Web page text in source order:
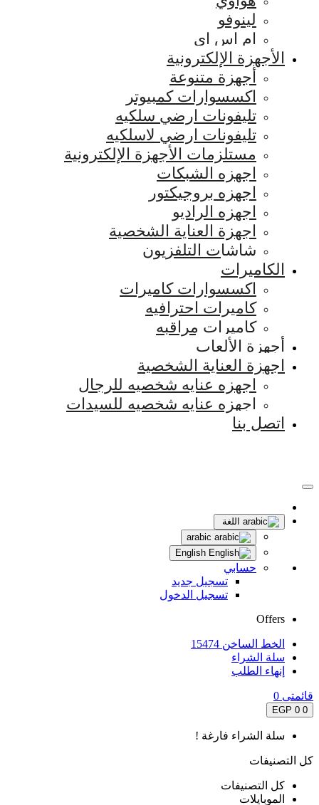
لينوفو
ام اس اي
الأجهزة الإلكترونية
أجهزة متنوعة
اكسسوارات كمبيوتر
تليفونات ارضي سلكيه
تليفونات ارضي لاسلكيه
مستلزمات الأجهزة الإلكترونية
اجهزه الشبكات
اجهزه بروجيكتور
اجهزه الراديو
اجهزة العناية الشخصية
شاشات التلفزيون
الكاميرات
اكسسوارات كاميرات
كاميرات احترافيه
كاميرات مراقبه
أجهزة الألعاب
اجهزة العناية الشخصية
اجهزه عنايه شخصيه للرجال
اجهزه عنايه شخصيه للسيدات
اتصل بنا
اللغة
حسابي
تسجيل جديد
تسجيل الدخول
Offers
الخط الساخن 15474
سلة الشراء
إنهاء الطلب
قائمتى 0
0
0 EGP
سلة الشراء فارغة !
كل التصنيفات
كل التصنيفات
الموبايلات